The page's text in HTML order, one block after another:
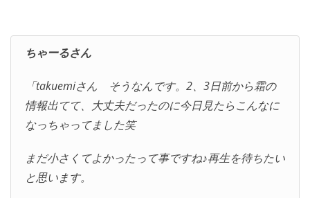
ちゃーるさん
「takuemiさん そうなんです。2、3日前から霜の
情報出てて、大丈夫だったのに今日見たらこんなに
なっちゃってました笑
まだ小さくてよかったって事ですね♪再生を待ちたい
と思います。